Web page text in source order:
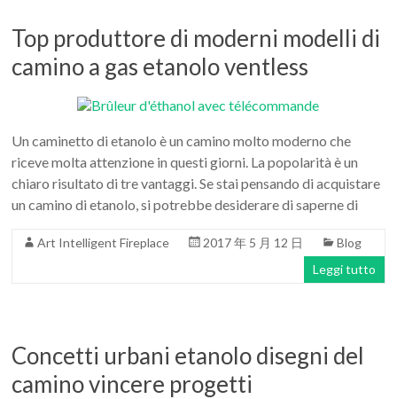
–
art
camino
in
cina
moderna
la
progettazione
Top produttore di moderni modelli di
camino a gas etanolo ventless
Un caminetto di etanolo è un camino molto moderno che
riceve molta attenzione in questi giorni. La popolarità è un
chiaro risultato di tre vantaggi. Se stai pensando di acquistare
un camino di etanolo, si potrebbe desiderare di saperne di
Art Intelligent Fireplace 2017 年 5 月 12 日
Blog
Leggi tutto
Concetti urbani etanolo disegni del
camino vincere progetti